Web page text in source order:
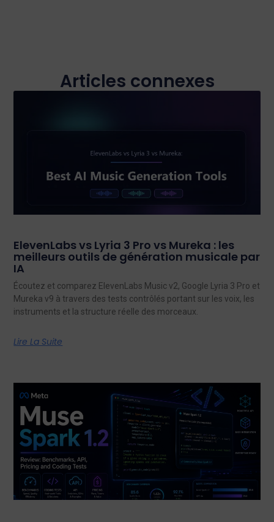
Articles connexes
ElevenLabs vs Lyria 3 Pro vs Mureka : les
meilleurs outils de génération musicale par
IA
Écoutez et comparez ElevenLabs Music v2, Google Lyria 3 Pro et
Mureka v9 à travers des tests contrôlés portant sur les voix, les
instruments et la structure réelle des morceaux.
Lire La Suite